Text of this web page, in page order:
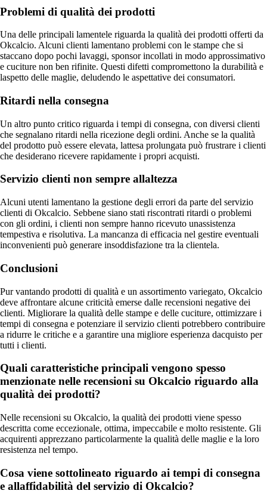
Problemi di qualità dei prodotti
Una delle principali lamentele riguarda la qualità dei prodotti offerti da
Okcalcio. Alcuni clienti lamentano problemi con le stampe che si
staccano dopo pochi lavaggi, sponsor incollati in modo approssimativo
e cuciture non ben rifinite. Questi difetti compromettono la durabilità e
laspetto delle maglie, deludendo le aspettative dei consumatori.
Ritardi nella consegna
Un altro punto critico riguarda i tempi di consegna, con diversi clienti
che segnalano ritardi nella ricezione degli ordini. Anche se la qualità
del prodotto può essere elevata, lattesa prolungata può frustrare i clienti
che desiderano ricevere rapidamente i propri acquisti.
Servizio clienti non sempre allaltezza
Alcuni utenti lamentano la gestione degli errori da parte del servizio
clienti di Okcalcio. Sebbene siano stati riscontrati ritardi o problemi
con gli ordini, i clienti non sempre hanno ricevuto unassistenza
tempestiva e risolutiva. La mancanza di efficacia nel gestire eventuali
inconvenienti può generare insoddisfazione tra la clientela.
Conclusioni
Pur vantando prodotti di qualità e un assortimento variegato, Okcalcio
deve affrontare alcune criticità emerse dalle recensioni negative dei
clienti. Migliorare la qualità delle stampe e delle cuciture, ottimizzare i
tempi di consegna e potenziare il servizio clienti potrebbero contribuire
a ridurre le critiche e a garantire una migliore esperienza dacquisto per
tutti i clienti.
Quali caratteristiche principali vengono spesso
menzionate nelle recensioni su Okcalcio riguardo alla
qualità dei prodotti?
Nelle recensioni su Okcalcio, la qualità dei prodotti viene spesso
descritta come eccezionale, ottima, impeccabile e molto resistente. Gli
acquirenti apprezzano particolarmente la qualità delle maglie e la loro
resistenza nel tempo.
Cosa viene sottolineato riguardo ai tempi di consegna
e allaffidabilità del servizio di Okcalcio?